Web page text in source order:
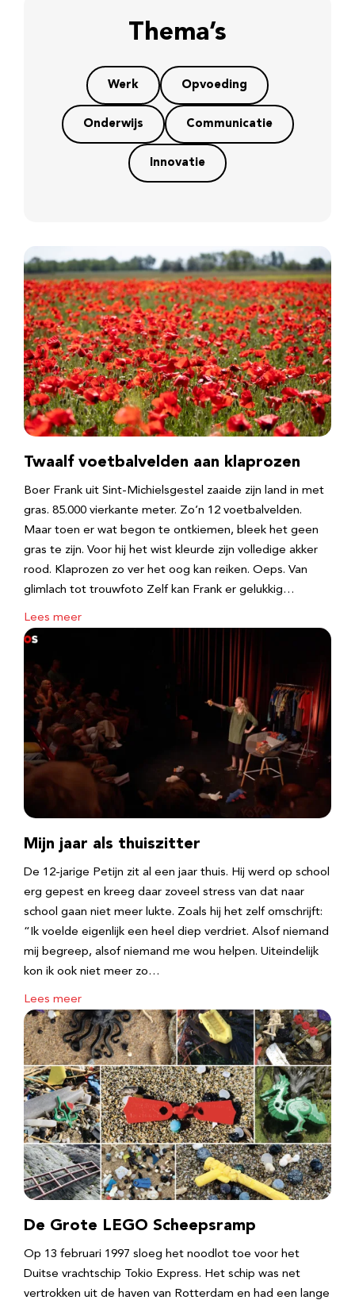
Thema’s
Werk Opvoeding
Onderwijs Communicatie
Innovatie
Twaalf voetbalvelden aan klaprozen
Boer Frank uit Sint-Michielsgestel zaaide zijn land in met
gras. 85.000 vierkante meter. Zo’n 12 voetbalvelden.
Maar toen er wat begon te ontkiemen, bleek het geen
gras te zijn. Voor hij het wist kleurde zijn volledige akker
rood. Klaprozen zo ver het oog kan reiken. Oeps. Van
glimlach tot trouwfoto Zelf kan Frank er gelukkig…
Lees meer
Mijn jaar als thuiszitter
De 12-jarige Petijn zit al een jaar thuis. Hij werd op school
erg gepest en kreeg daar zoveel stress van dat naar
school gaan niet meer lukte. Zoals hij het zelf omschrijft:
“Ik voelde eigenlijk een heel diep verdriet. Alsof niemand
mij begreep, alsof niemand me wou helpen. Uiteindelijk
kon ik ook niet meer zo…
Lees meer
De Grote LEGO Scheepsramp
Op 13 februari 1997 sloeg het noodlot toe voor het
Duitse vrachtschip Tokio Express. Het schip was net
vertrokken uit de haven van Rotterdam en had een lange